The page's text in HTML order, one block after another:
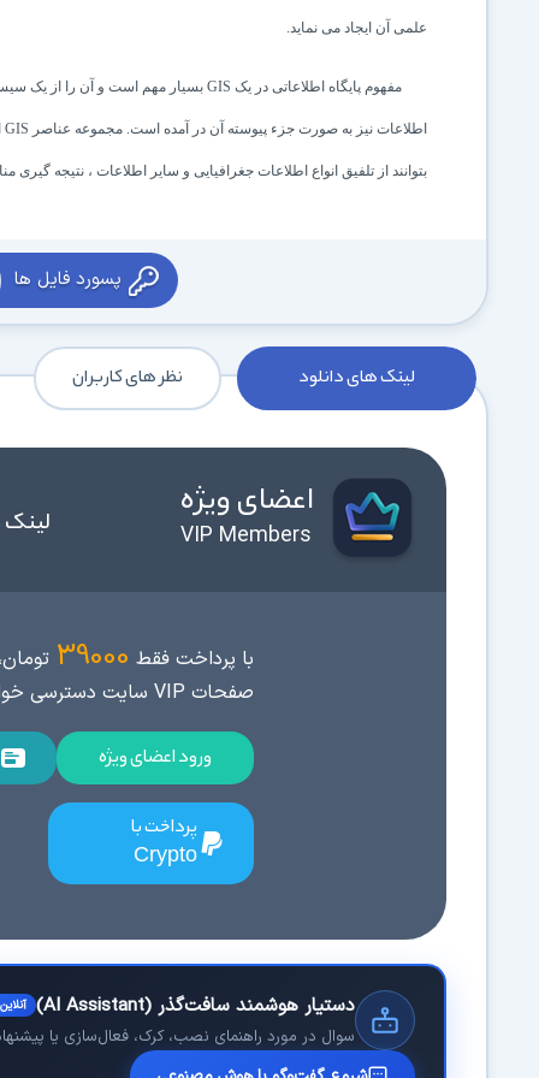
علمی آن ایجاد می نماید.
مفهوم پایگاه اطلاعاتی در یک GIS بسیار مهم است و آن را از یک
اطلاعات نیز به صورت جزء پیوسته آن در آمده است. مجموعه عناصر GIS
بتوانند از تلفیق انواع اطلاعات جغرافیایی و سایر اطلاعات ، نتیجه گیری
پسورد فایل ها
لینک های دانلود نظر های کاربران
اعضای ویژه
VIP Members
با پرداخت فقط 39000
صفحات VIP سایت دسترسی خواهید داشت.
ورود اعضای ویژه
پرداخت با
Crypto
دستیار هوشمند سافت‌گذر (AI Assistant) آنلاین
سوال در مورد راهنمای نصب، کرک، فعال‌سازی یا